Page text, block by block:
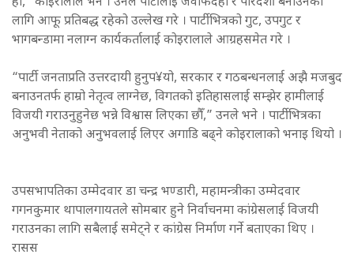
लागि आफू प्रतिबद्ध रहेको उल्लेख गरे । पार्टीभित्रको गुट, उपगुट र
भागबन्डामा नलाग्न कार्यकर्तालाई कोइरालाले आग्रहसमेत गरे ।
“पार्टी जनताप्रति उत्तरदायी हुनुप¥यो, सरकार र गठबन्धनलाई अझै मजबुद
बनाउनतर्फ हाम्रो नेतृत्व लाग्नेछ, विगतको इतिहासलाई सम्झेर हामीलाई
विजयी गराउनुहुनेछ भन्ने विश्वास लिएका छौँ,” उनले भने । पार्टीभित्रका
अनुभवी नेताको अनुभवलाई लिएर अगाडि बढ्ने कोइरालाको भनाइ थियो ।
उपसभापतिका उम्मेदवार डा चन्द्र भण्डारी, महामन्त्रीका उम्मेदवार
गगनकुमार थापालगायतले सोमबार हुने निर्वाचनमा कांग्रेसलाई विजयी
गराउनका लागि सबैलाई समेट्ने र कांग्रेस निर्माण गर्ने बताएका थिए ।
रासस